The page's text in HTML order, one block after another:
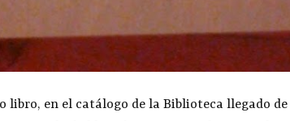
libro, en el catálogo de la Biblioteca llegado